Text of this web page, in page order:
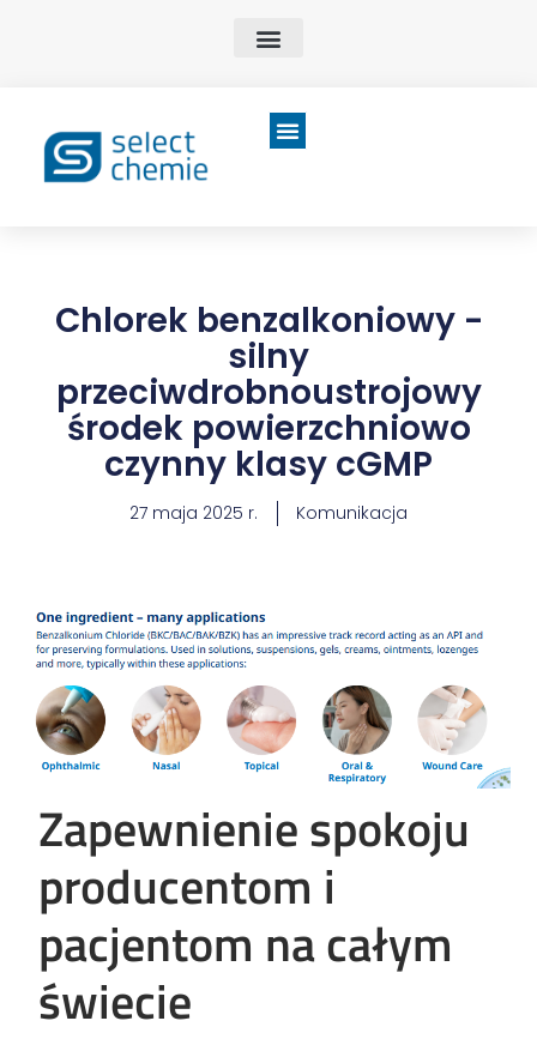
Chlorek benzalkoniowy -
silny
przeciwdrobnoustrojowy
środek powierzchniowo
czynny klasy cGMP
27 maja 2025 r. Komunikacja
Zapewnienie spokoju
producentom i
pacjentom na całym
świecie